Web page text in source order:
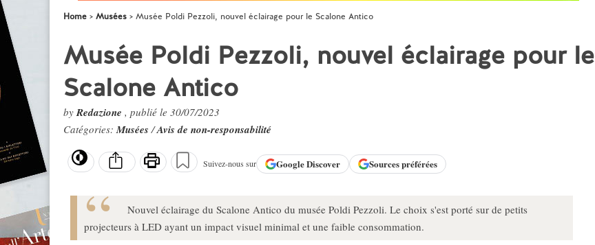
Home Musées Musée Poldi Pezzoli, nouvel éclairage pour le Scalone Antico
Musée Poldi Pezzoli, nouvel éclairage pour le
Scalone Antico
byRedazione , publié le 30/07/2023
Catégories:Musées/Avis de non-responsabilité
Suivez-nous sur GoogleDiscover Sources préférées
Nouvel éclairage du Scalone Antico du musée Poldi Pezzoli. Le choix s'est porté sur de petits
projecteurs à LED ayant un impact visuel minimal et une faible consommation.